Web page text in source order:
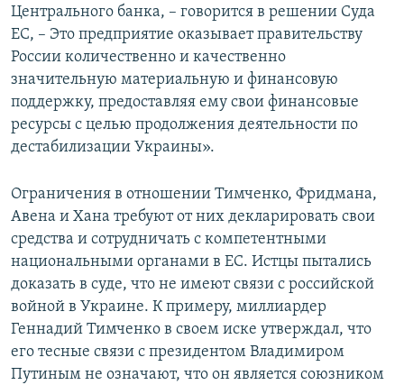
Центрального банка, – говорится в решении Суда
ЕС, – Это предприятие оказывает правительству
России количественно и качественно
значительную материальную и финансовую
поддержку, предоставляя ему свои финансовые
ресурсы с целью продолжения деятельности по
дестабилизации Украины».
Ограничения в отношении Тимченко, Фридмана,
Авена и Хана требуют от них декларировать свои
средства и сотрудничать с компетентными
национальными органами в ЕС. Истцы пытались
доказать в суде, что не имеют связи с российской
войной в Украине. К примеру, миллиардер
Геннадий Тимченко в своем иске утверждал, что
его тесные связи с президентом Владимиром
Путиным не означают, что он является союзником